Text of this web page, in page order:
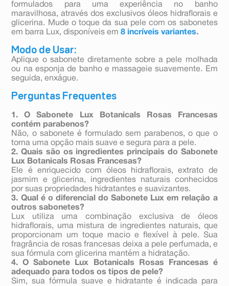
formulados para uma experiência no banho
maravilhosa, através dos exclusivos óleos hidraflorais e
glicerina. Mude o toque da sua pele com os sabonetes
em barra Lux, disponíveis em8 incríveis variantes.
Modo de Usar:
Aplique o sabonete diretamente sobre a pele molhada
ou na esponja de banho e massageie suavemente. Em
seguida, enxágue.
Perguntas Frequentes
1. O Sabonete Lux Botanicals Rosas Francesas
contém parabenos?
Não, o sabonete é formulado sem parabenos, o que o
torna uma opção mais suave e segura para a pele.
2. Quais são os ingredientes principais do Sabonete
Lux Botanicals Rosas Francesas?
Ele é enriquecido com óleos hidraflorais, extrato de
jasmim e glicerina, ingredientes naturais conhecidos
por suas propriedades hidratantes e suavizantes.
3. Qual é o diferencial do Sabonete Lux em relação a
outros sabonetes?
Lux utiliza uma combinação exclusiva de óleos
hidraflorais, uma mistura de ingredientes naturais, que
proporcionam um toque macio e flexível à pele. Sua
fragrância de rosas francesas deixa a pele perfumada, e
sua fórmula com glicerina mantém a hidratação.
4. O Sabonete Lux Botanicals Rosas Francesas é
adequado para todos os tipos de pele?
Sim, sua fórmula suave e hidratante é indicada para